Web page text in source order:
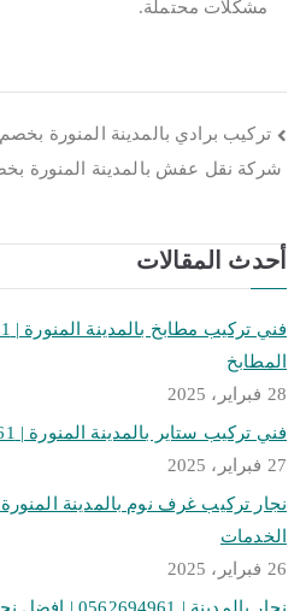
مشكلات محتملة.
تصفّح
المقالات
تركيب برادي بالمدينة المنورة بخصم 20% | تركيب برادي رول
أحدث المقالات
المطابخ
28 فبراير، 2025
فني تركيب ستاير بالمدينة المنورة | 0562694961 | افضل نجار
27 فبراير، 2025
الخدمات
26 فبراير، 2025